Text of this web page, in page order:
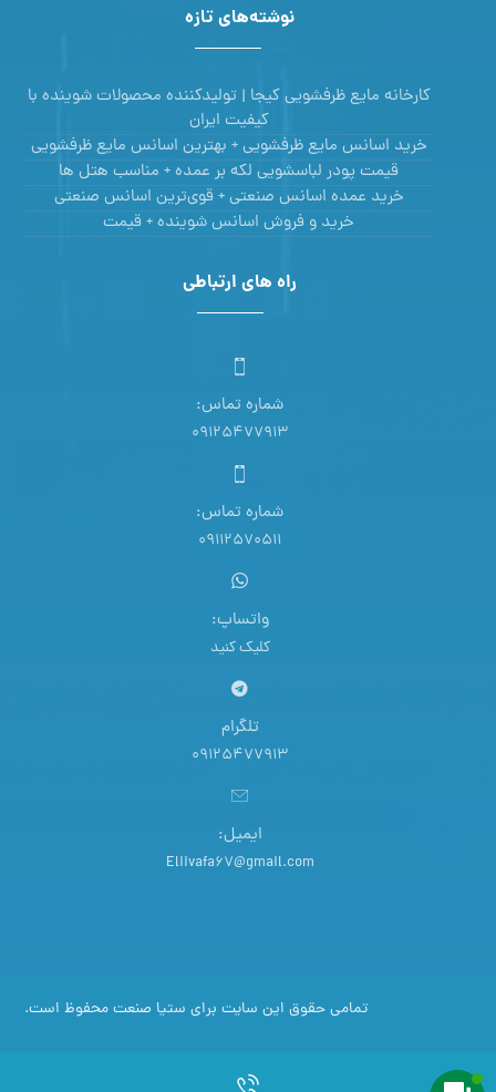
نوشته‌های تازه
کارخانه مایع ظرفشویی کیجا | تولیدکننده محصولات شوینده با
کیفیت ایران
خرید اسانس مایع ظرفشویی + بهترین اسانس مایع ظرفشویی
قیمت پودر لباسشویی لکه بر عمده + مناسب هتل ها
خرید عمده اسانس صنعتی + قوی‌ترین اسانس‌ صنعتی
خرید و فروش اسانس شوینده + قیمت
راه های ارتباطی
شماره تماس:
09125477913
شماره تماس:
09112570511
واتساپ:
کلیک کنید
تلگرام
09125477913
ایمیل:
Eliivafa67@gmail.com
تمامی حقوق این سایت برای ستیا صنعت محفوظ است.